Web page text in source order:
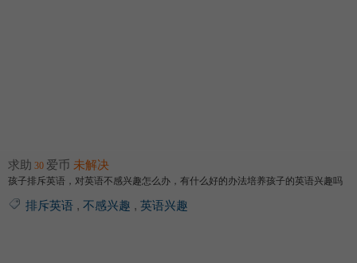
求助 30 爱币 未解决
孩子排斥英语，对英语不感兴趣怎么办，有什么好的办法培养孩子的英语兴趣吗
排斥英语 , 不感兴趣 , 英语兴趣